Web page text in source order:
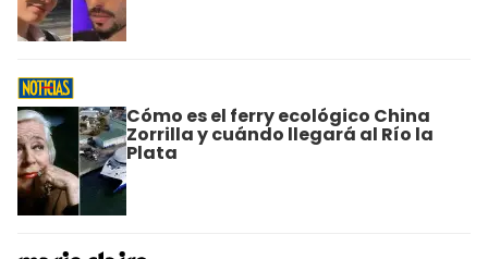
Cómo es el ferry ecológico China
Zorrilla y cuándo llegará al Río la
Plata